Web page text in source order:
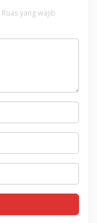
Ruas yang wajib